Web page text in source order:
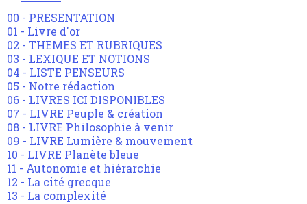
00 - PRESENTATION
01 - Livre d'or
02 - THEMES ET RUBRIQUES
03 - LEXIQUE ET NOTIONS
04 - LISTE PENSEURS
05 - Notre rédaction
06 - LIVRES ICI DISPONIBLES
07 - LIVRE Peuple & création
08 - LIVRE Philosophie à venir
09 - LIVRE Lumière & mouvement
10 - LIVRE Planète bleue
11 - Autonomie et hiérarchie
12 - La cité grecque
13 - La complexité